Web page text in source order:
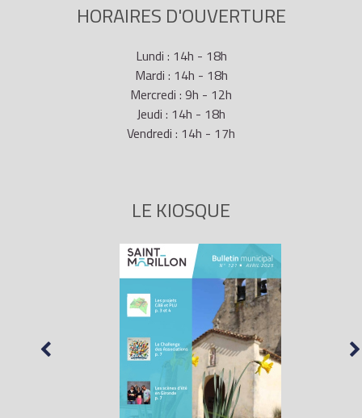
HORAIRES D'OUVERTURE
Lundi : 14h - 18h
Mardi : 14h - 18h
Mercredi : 9h - 12h
Jeudi : 14h - 18h
Vendredi : 14h - 17h
LE KIOSQUE